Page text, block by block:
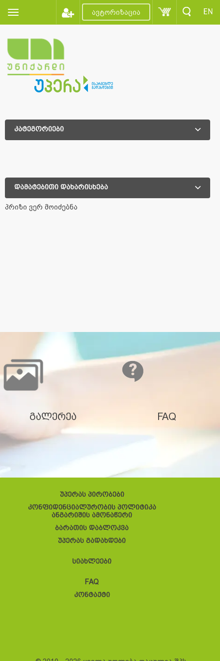
ავტორიზაცია EN
კატეგორიები
დამატებითი დახარისხება
პრიზი ვერ მოიძებნა
გალერეა FAQ
უპერას პირობები
კონფიდენციალურობის პოლიტიკა
ანგარიშის ამონაწერი
ბარათის დაბლოკვა
უპერას გადახდები
სიახლეები
FAQ
კონტაქტი